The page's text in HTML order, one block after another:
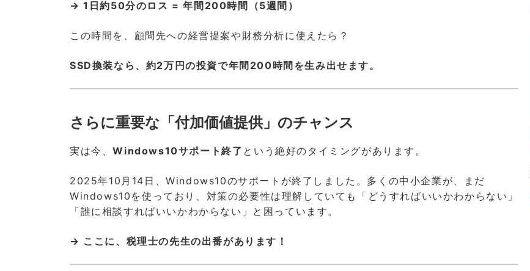
→ 1日約50分のロス = 年間200時間（5週間）
この時間を、顧問先への経営提案や財務分析に使えたら？
SSD換装なら、約2万円の投資で年間200時間を生み出せます。
さらに重要な「付加価値提供」のチャンス
実は今、Windows10サポート終了 という絶好のタイミングがあります。
2025年10月14日、Windows10のサポートが終了しました。多くの中小企業が、まだ
Windows10を使っており、対策の必要性は理解していても「どうすればいいかわからない」
「誰に相談すればいいかわからない」と困っています。
→ ここに、税理士の先生の出番があります！